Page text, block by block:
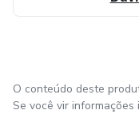
Brconcursos: De
O conteúdo deste
Se você vir informações